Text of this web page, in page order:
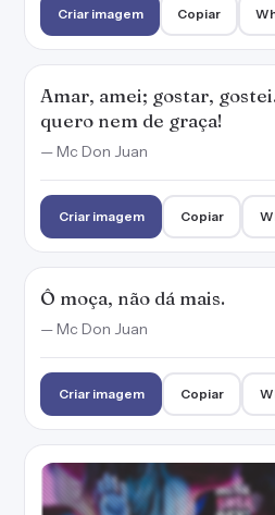
Criar imagem Copiar
Amar, amei; gostar,
quero nem de graça!
— Mc Don Juan
Criar imagem Copiar
Ô moça, não dá mais.
— Mc Don Juan
Criar imagem Copiar